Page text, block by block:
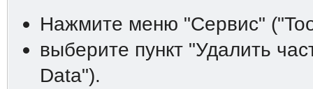
Нажмите меню "Сервис"
выберите пункт "Удалить
Data").